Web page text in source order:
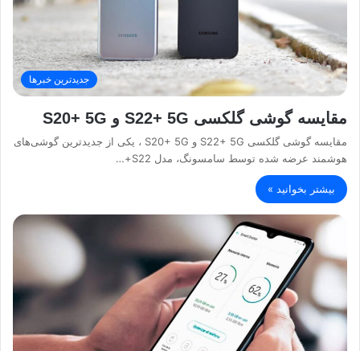
جدیدترین خبرها
مقایسه گوشی گلکسی S22+ 5G و S20+ 5G
مقایسه گوشی گلکسی S22+ 5G و S20+ 5G ، یکی از جدیدترین گوشی‌های
هوشمند عرضه شده توسط سامسونگ، مدل S22+…
بیشتر بخوانید »